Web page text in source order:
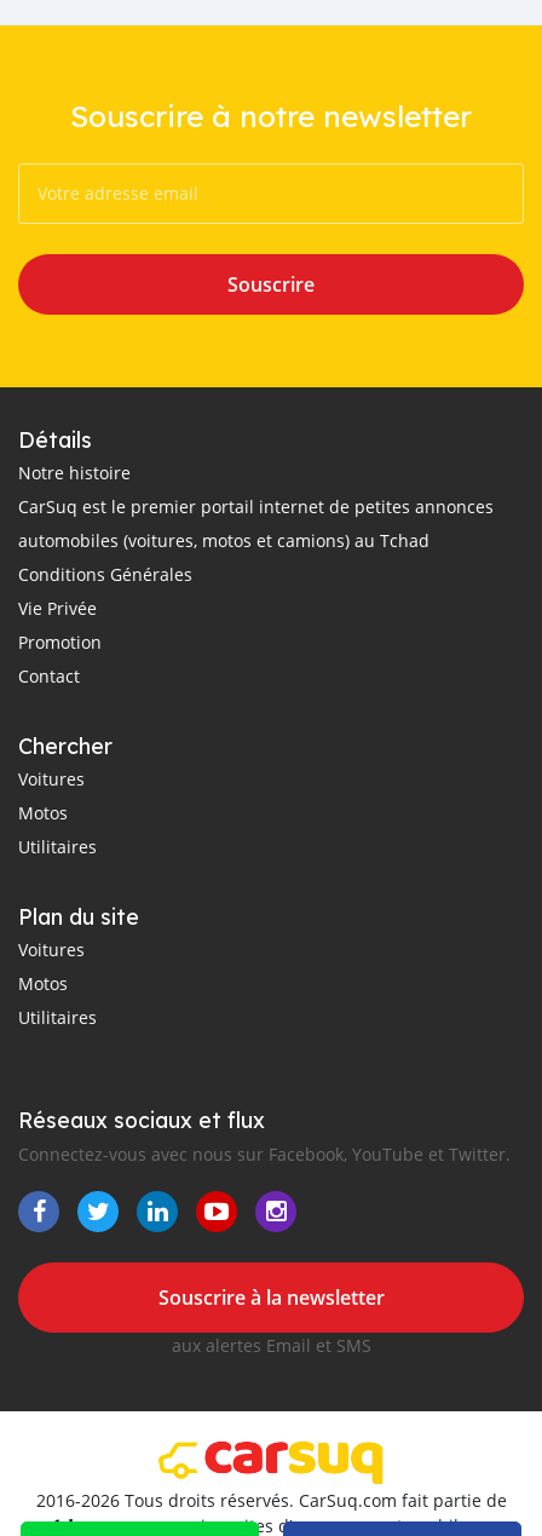
Souscrire à notre newsletter
Souscrire
Détails
Notre histoire
CarSuq est le premier portail internet de petites annonces
automobiles (voitures, motos et camions) au Tchad
Conditions Générales
Vie Privée
Promotion
Contact
Chercher
Voitures
Motos
Utilitaires
Plan du site
Voitures
Motos
Utilitaires
Réseaux sociaux et flux
Connectez-vous avec nous sur Facebook, YouTube et Twitter.
Souscrire à la newsletter
aux alertes Email et SMS
2016-2026 Tous droits réservés. CarSuq.com fait partie de
, premiers sites d'annonces automobiles en